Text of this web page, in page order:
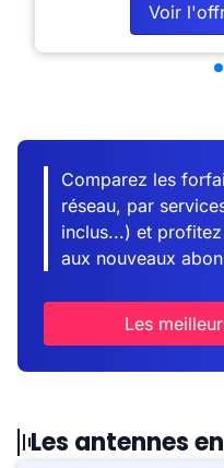
Voir
Comparez les
réseau, par
inclus...) et
aux nouveaux
Les
Les antennes